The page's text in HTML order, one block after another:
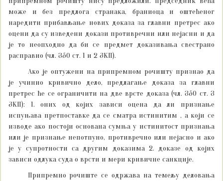
може и без предлога странака, браниоца и оштећеног
наредити прибављање нових доказа за главни претрес ако
оцени да су изведени докази противречни или нејасни и да
је то неопходно да би се предмет доказивања свестрано
расправио (чл. 350 ст. 1 и 2 ЗКП).
Ако је оптужени на припремном рочишту признао да
је учинио кривично дело, предлагање доказа за главни
претрес ће се ограничити на две врсте доказа (чл. 350 ст. 3
ЗКП): 1. оних од којих зависи оцена да ли признање
испуњава претпоставке да се сматра истинитим , а који се
изводе ако постоји основана сумња у истинитост признања
или је признање непотпуно, противречно или нејасно и ако
је у супротности са другим доказима 2. доказе од којих
зависи одлука суда о врсти и мери кривичне санкције.
Припремно рочиште се одржава на темељу деловања